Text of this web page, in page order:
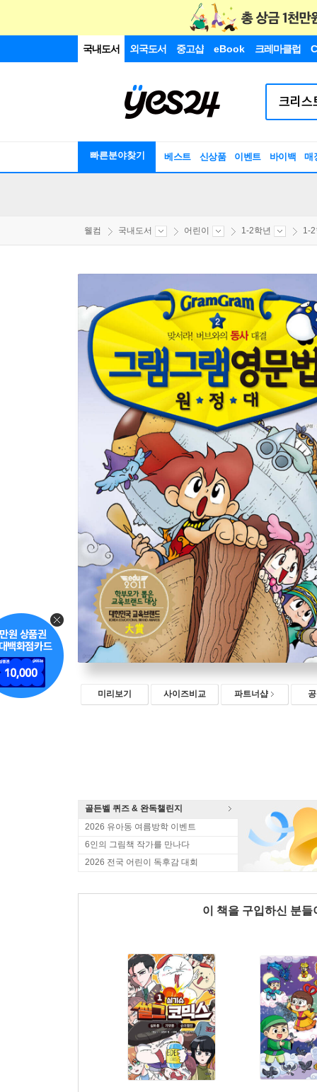
국내도서 외국도서 중고샵 eBook 크레마클럽
빠른분야찾기 베스트 신상품 이벤트 바이백 매
웰컴 국내도서 어린이 1-2학년 1-
미리보기 사이즈비교 파트너샵
골든벨 퀴즈 & 완독챌린지
2026 유아동 여름방학 이벤트
6인의 그림책 작가를 만나다
2026 전국 어린이 독후감 대회
이 책을 구입하신 분